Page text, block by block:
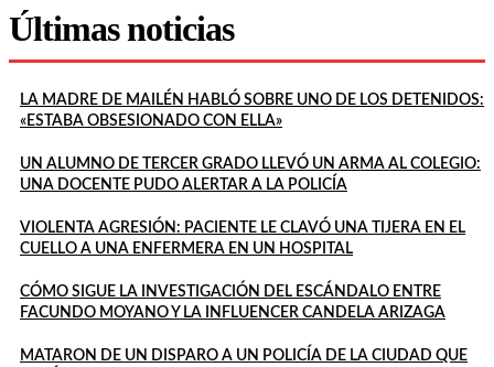
Últimas noticias
LA MADRE DE MAILÉN HABLÓ SOBRE UNO DE LOS DETENIDOS:
«ESTABA OBSESIONADO CON ELLA»
UN ALUMNO DE TERCER GRADO LLEVÓ UN ARMA AL COLEGIO:
UNA DOCENTE PUDO ALERTAR A LA POLICÍA
VIOLENTA AGRESIÓN: PACIENTE LE CLAVÓ UNA TIJERA EN EL
CUELLO A UNA ENFERMERA EN UN HOSPITAL
CÓMO SIGUE LA INVESTIGACIÓN DEL ESCÁNDALO ENTRE
FACUNDO MOYANO Y LA INFLUENCER CANDELA ARIZAGA
MATARON DE UN DISPARO A UN POLICÍA DE LA CIUDAD QUE